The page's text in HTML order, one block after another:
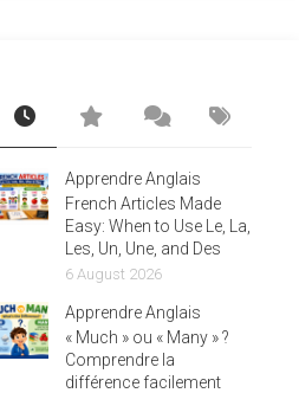
Apprendre Anglais
French Articles Made
Easy: When to Use Le, La,
Les, Un, Une, and Des
6 August 2026
Apprendre Anglais
« Much » ou « Many » ?
Comprendre la
différence facilement